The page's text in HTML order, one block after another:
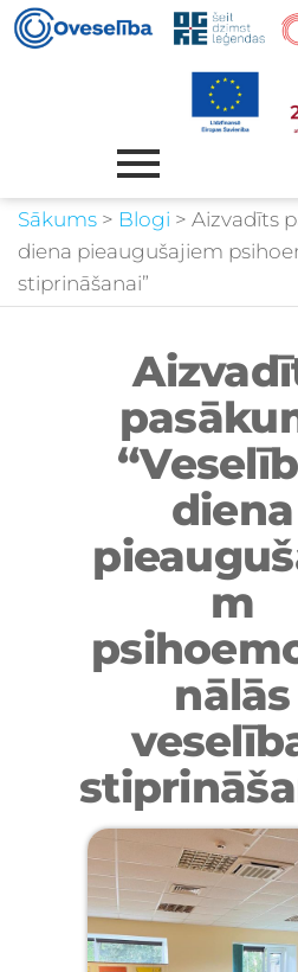
Sākums > Blogi > Aizvadīts
diena pieaugušajiem
stiprināšanai”
diena
m
nālās